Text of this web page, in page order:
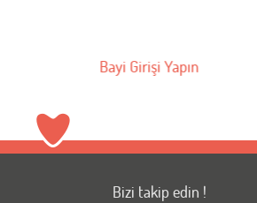
Bayi Girişi Yapın
Bizi takip edin !